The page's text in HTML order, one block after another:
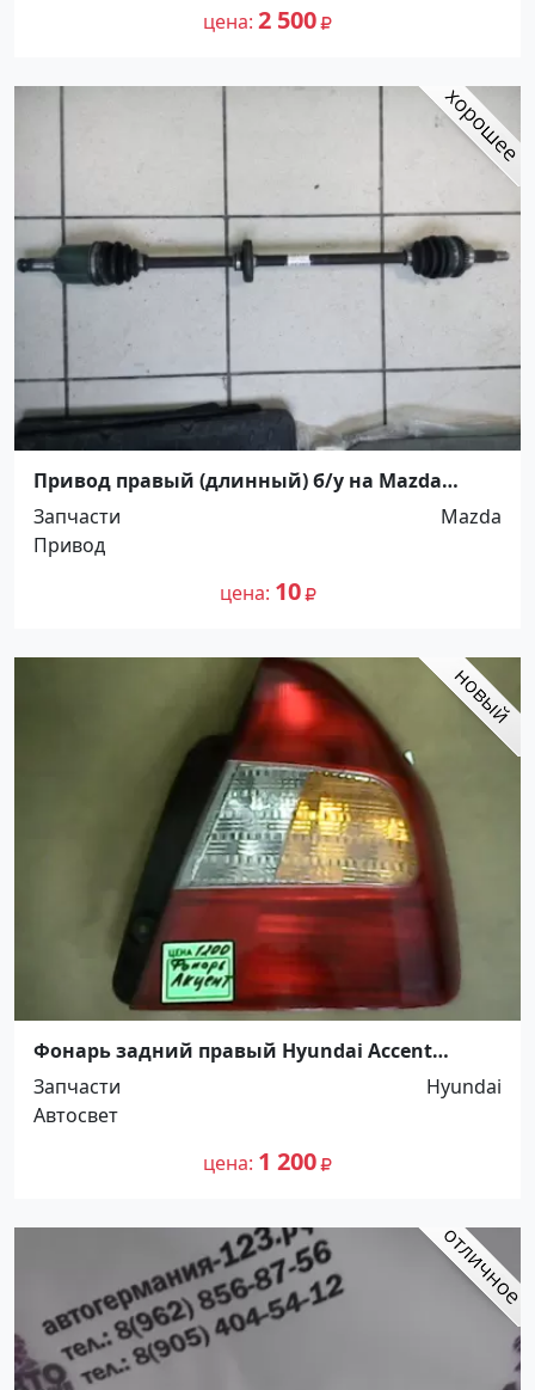
цена 2 500
Привод правый (длинный) б/у на Mazda
Demio DW3W Краснодар
Запчасти
Mazda
Привод
цена 10
Фонарь задний правый Hyundai Accent
Краснодар
Запчасти
Hyundai
Автосвет
цена 1 200